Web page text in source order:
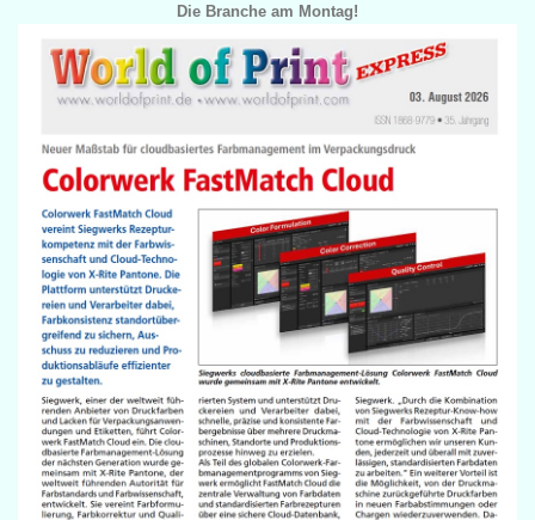
Die Branche am Montag!